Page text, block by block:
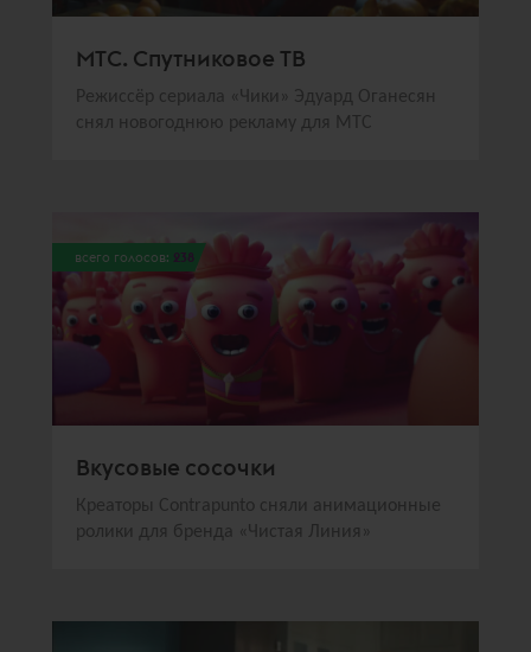
МТС. Спутниковое ТВ
Режиссёр сериала «Чики» Эдуард Оганесян
снял новогоднюю рекламу для МТС
всего голосов: 238
Вкусовые сосочки
Креаторы Contrаpunto сняли анимационные
ролики для бренда «Чистая Линия»